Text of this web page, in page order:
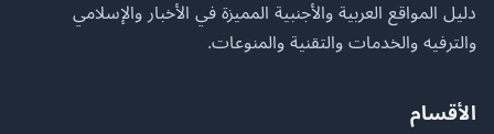
دليل المواقع العربية والأجنبية المميزة في الأخبار والإسلامي
والترفيه والخدمات والتقنية والمنوعات.
الأقسام